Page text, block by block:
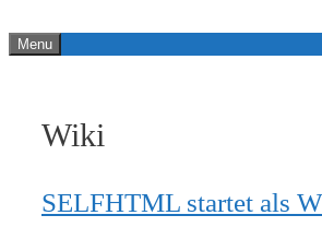
Menu
Wiki
SELFHTML startet als